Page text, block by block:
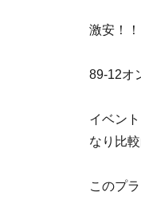
激安！
89-12オ
イベン
なり比
このプ